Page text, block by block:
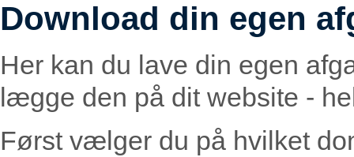
Download din egen
Her kan du lave din egen
lægge den på dit website -
Først vælger du på hvilket